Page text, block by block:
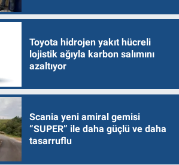
Toyota hidrojen yakıt hücreli
lojistik ağıyla karbon salımını
azaltıyor
Scania yeni amiral gemisi
“SUPER” ile daha güçlü ve daha
tasarruflu